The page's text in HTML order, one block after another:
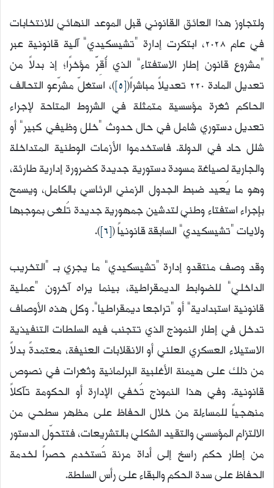
ولتجاوز هذا العائق القانوني قبل الموعد النهائي للانتخابات
في عام 2028، ابتكرت إدارة “تشيسكيدي” آلية قانونية عبر
“مشروع قانون إطار الاستفتاء” الذي أُقِرَّ مؤخرًا؛ إذ بدلاً من
تعديل المادة 220 تعديلاً مباشراً(
[5] )، استغلّ مشرّعو التحالف
الحاكم ثغرة مؤسسية متمثلة في الشروط المتاحة لإجراء
تعديل دستوري شامل في حال حدوث “خلل وظيفي كبير” أو
شلل حاد في الدولة. فاستخدموا الأزمات الوطنية المتداخلة
والجارية لصياغة مسودة دستورية جديدة كضرورة إدارية طارئة،
وهو ما يُعيد ضبط الجدول الزمني الرئاسي بالكامل، ويسمح
بإجراء استفتاء وطني لتدشين جمهورية جديدة تُلغى بموجبها
ولايات “تشيسكيدي” السابقة قانونياً ([6]
).
وقد وصف منتقدو إدارة “تشيسكيدي” ما يجري بـ “التخريب
الداخلي” للضوابط الديمقراطية، بينما يراه آخرون “عملية
قانونية استبدادية” أو “تراجعا ديمقراطيا”. وكل هذه الأوصاف
تدخل في إطار النموذج الذي تتجنب فيه السلطات التنفيذية
الاستيلاء العسكري العلني أو الانقلابات العنيفة، معتمدةً بدلاً
من ذلك على هيمنة الأغلبية البرلمانية وثغرات في نصوص
قانونية. وفي هذا النموذج تُخفي الإدارة أو الحكومة تآكلاً
منهجياً للمساءلة من خلال الحفاظ على مظهر سطحي من
الالتزام المؤسسي والتقيد الشكلي بالتشريعات، فتتحوّل الدستور
من إطار حكم راسخ إلى أداة مرنة تُستخدم حصراً لخدمة
الحفاظ على سدة الحكم والبقاء على رأس السلطة.